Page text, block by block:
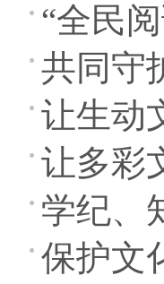
“全民
共同守
让生动
让多彩
学纪、
保护文